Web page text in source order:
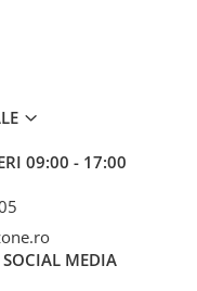
09:00 - 17:00
MEDIA